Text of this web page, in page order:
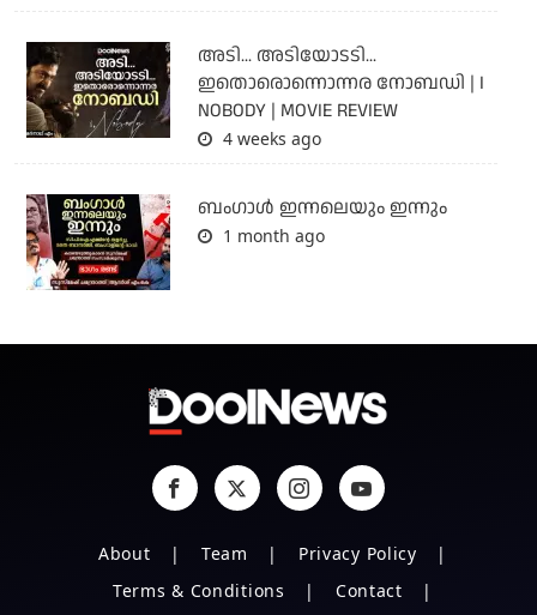
അടി... അടിയോടടി...
ഇതൊരൊന്നൊന്നര നോബഡി | I
NOBODY | MOVIE REVIEW
4 weeks ago
ബംഗാള്‍ ഇന്നലെയും ഇന്നും
1 month ago
About Team
Privacy Policy
Terms & Conditions
Contact